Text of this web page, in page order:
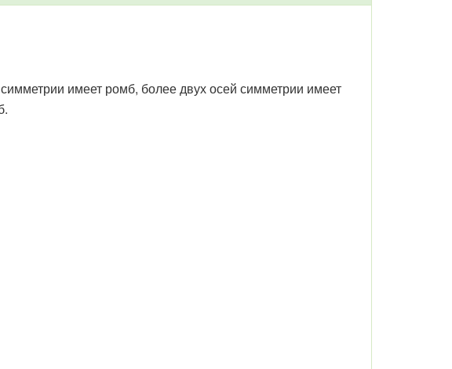
имеет ромб, более двух осей симметрии имеет